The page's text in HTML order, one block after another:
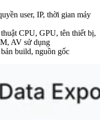
user, IP, thời gian máy
CPU, GPU, tên thiết bị,
AV sử dụng
build, nguồn gốc